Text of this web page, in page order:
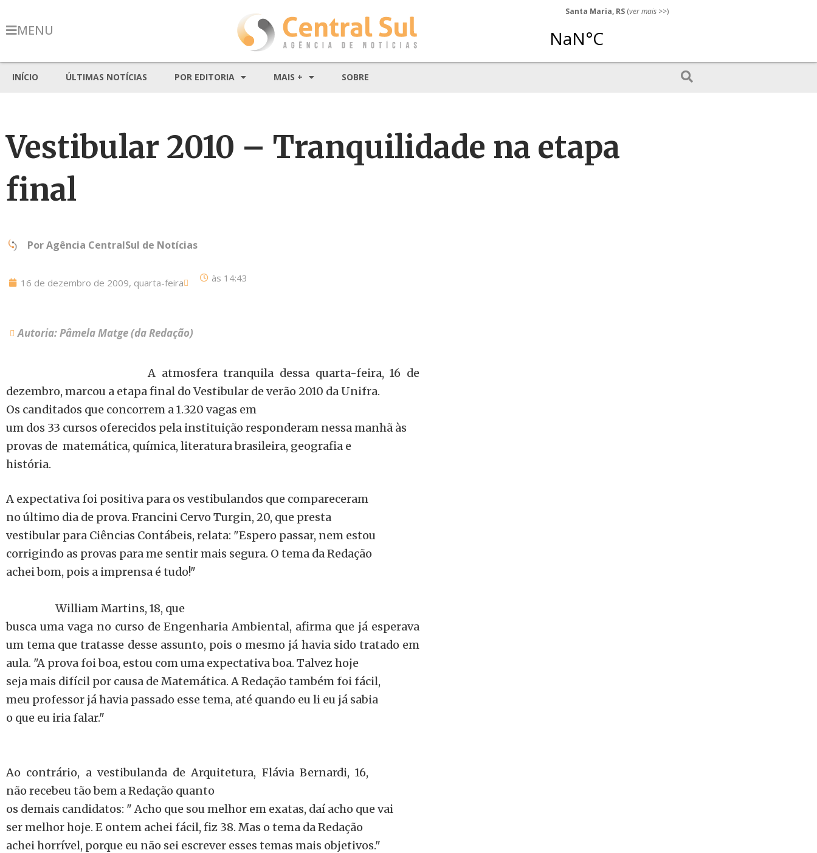
MENU
Santa Maria, RS (ver mais >>)
INÍCIO ÚLTIMAS NOTÍCIAS POR EDITORIA MAIS + SOBRE
Vestibular 2010 – Tranquilidade na etapa
final
PorAgência CentralSul de Notícias
16 de dezembro de 2009, quarta-feira às 14:43
Autoria: Pâmela Matge (da Redação)
A atmosfera tranquila dessa quarta-feira, 16 de
dezembro, marcou a etapa final do Vestibular de verão 2010 da Unifra.
Os canditados que concorrem a 1.320 vagas em
um dos 33 cursos oferecidos pela instituição responderam nessa manhã às
provas de matemática, química, literatura brasileira, geografia e
história.
A expectativa foi positiva para os vestibulandos que compareceram
no último dia de prova. Francini Cervo Turgin, 20, que presta
vestibular para Ciências Contábeis, relata: "Espero passar, nem estou
corrigindo as provas para me sentir mais segura. O tema da Redação
achei bom, pois a imprensa é tudo!"
William Martins, 18, que
busca uma vaga no curso de Engenharia Ambiental, afirma que já esperava
um tema que tratasse desse assunto, pois o mesmo já havia sido tratado em
aula. "A prova foi boa, estou com uma expectativa boa. Talvez hoje
seja mais difícil por causa de Matemática. A Redação também foi fácil,
meu professor já havia passado esse tema, até quando eu li eu já sabia
o que eu iria falar."
Ao contrário, a vestibulanda de Arquitetura, Flávia Bernardi, 16,
não recebeu tão bem a Redação quanto
os demais candidatos: " Acho que sou melhor em exatas, daí acho que vai
ser melhor hoje. E ontem achei fácil, fiz 38. Mas o tema da Redação
achei horrível, porque eu não sei escrever esses temas mais objetivos."